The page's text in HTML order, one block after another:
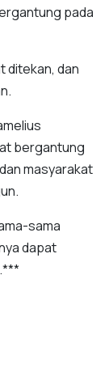
pada
ditekan, dan
bergantung
masyarakat
sama
dapat